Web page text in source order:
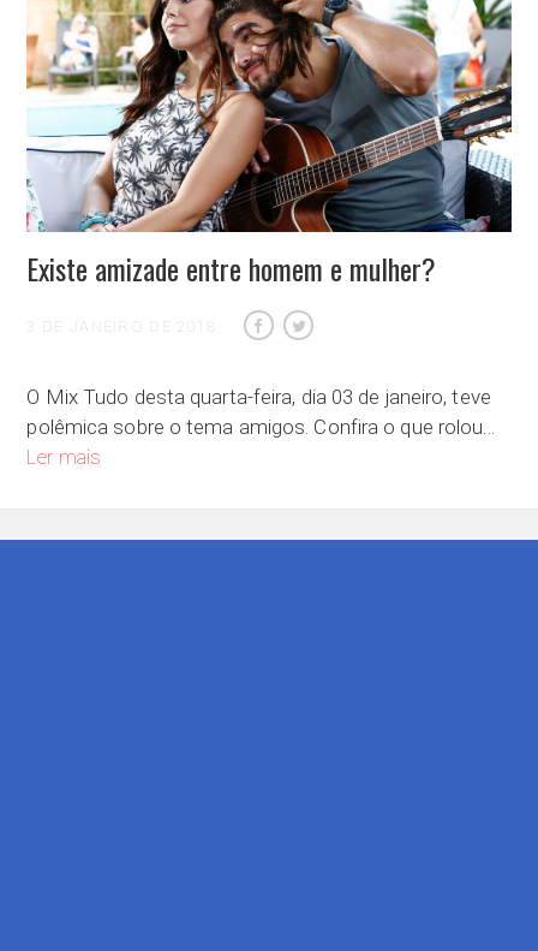
Existe amizade entre homem e mulher?
3 DE JANEIRO DE 2018
O Mix Tudo desta quarta-feira, dia 03 de janeiro, teve
polêmica sobre o tema amigos. Confira o que rolou…
Ler mais